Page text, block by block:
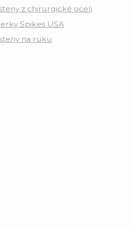
z chirurgické oceli
Spikes USA
na ruku